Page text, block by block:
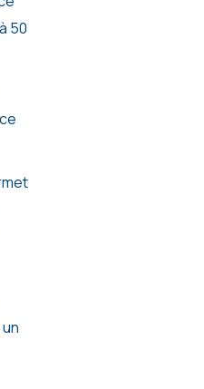
50